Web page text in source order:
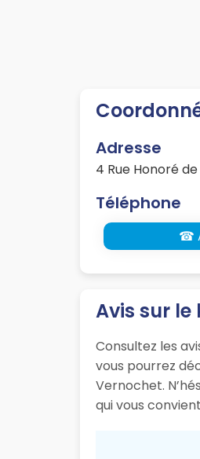
Adresse
4 Rue Honoré
Téléphone
☎
Avis sur
Consultez les
vous pourrez
Vernochet.
qui vous